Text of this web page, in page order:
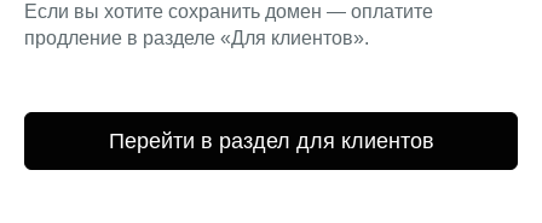
Если вы хотите сохранить домен — оплатите
продление в разделе «Для клиентов».
Перейти в раздел для клиентов